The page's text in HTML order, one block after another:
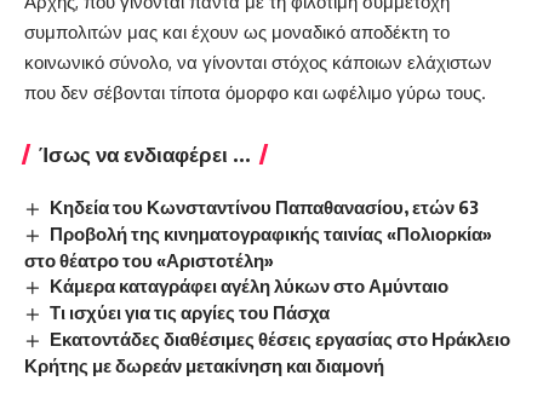
συμπολιτών μας και έχουν ως μοναδικό αποδέκτη το
κοινωνικό σύνολο, να γίνονται στόχος κάποιων ελάχιστων
που δεν σέβονται τίποτα όμορφο και ωφέλιμο γύρω τους.
Ίσως να ενδιαφέρει ...
Κηδεία του Κωνσταντίνου Παπαθανασίου, ετών 63
Προβολή της κινηματογραφικής ταινίας «Πολιορκία»
στο θέατρο του «Αριστοτέλη»
Κάμερα καταγράφει αγέλη λύκων στο Αμύνταιο
Τι ισχύει για τις αργίες του Πάσχα
Εκατοντάδες διαθέσιμες θέσεις εργασίας στο Ηράκλειο
Κρήτης με δωρεάν μετακίνηση και διαμονή